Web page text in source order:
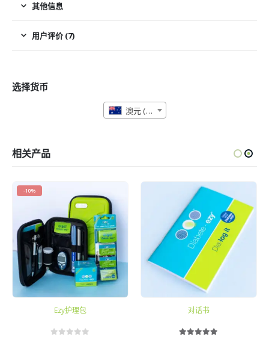
其他信息
用户评价 (7)
选择货币
澳元 (AUD)
相关产品
-10%
Ezy护理包 对话书